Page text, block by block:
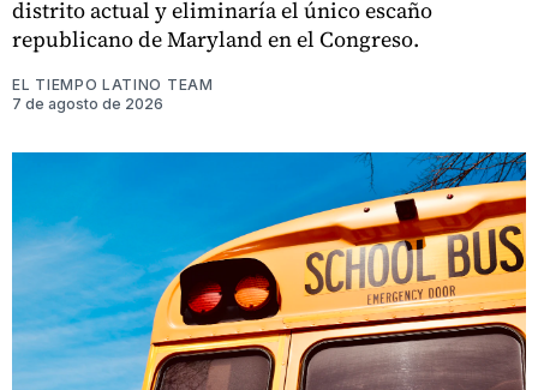
distrito actual y eliminaría el único escaño
republicano de Maryland en el Congreso.
EL TIEMPO LATINO TEAM
7 de agosto de 2026